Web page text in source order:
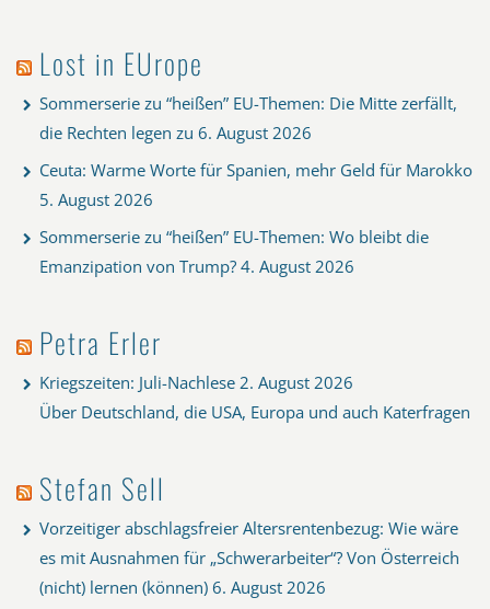
Lost in EUrope
Sommerserie zu “heißen” EU-Themen: Die Mitte zerfällt,
die Rechten legen zu 6. August 2026
Ceuta: Warme Worte für Spanien, mehr Geld für Marokko
5. August 2026
Sommerserie zu “heißen” EU-Themen: Wo bleibt die
Emanzipation von Trump? 4. August 2026
Petra Erler
Kriegszeiten: Juli-Nachlese 2. August 2026
Über Deutschland, die USA, Europa und auch Katerfragen
Stefan Sell
Vorzeitiger abschlagsfreier Altersrentenbezug: Wie wäre
es mit Ausnahmen für „Schwerarbeiter“? Von Österreich
(nicht) lernen (können) 6. August 2026